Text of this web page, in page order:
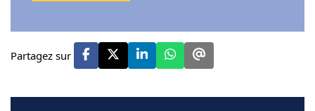
Partagez sur